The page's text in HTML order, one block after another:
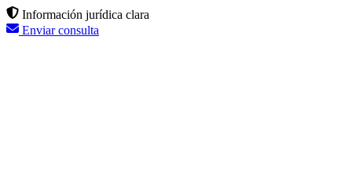
Información jurídica clara
Enviar consulta